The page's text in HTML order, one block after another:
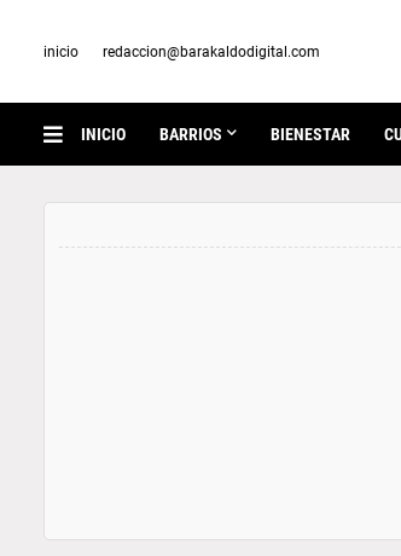
inicio redaccion@barakaldodigital.com
INICIO BARRIOS BIENESTAR